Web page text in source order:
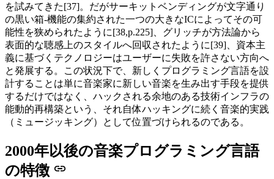
を試みてきた[37]。だがサーキットベンディングが文字通り
の黒い箱-機能の集約された一つの大きなICによってその可
能性を狭められたように[38,p.225]、グリッチが方法論から
表面的な聴感上のスタイルへ回収されたように[39]、資本主
義に基づくテクノロジーはユーザーに失敗を許さない方向へ
と発展する。この状況下で、新しくプログラミング言語を設
計することは単に音楽家に新しい音楽を生み出す手段を提供
するだけではなく、ハックされる余地のある技術インフラの
能動的再構築という、それ自体ハッキングに続く音楽的実践
（ミュージッキング）として位置づけられるのである。
2000年以後の音楽プログラミング言語
の特徴